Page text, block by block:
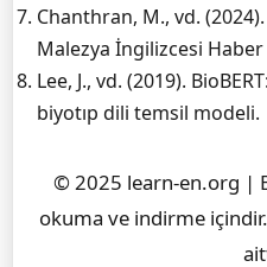
Chanthran, M., vd.
Malezya İngilizcesi
Lee, J., vd. (2019).
biyotıp dili temsil modeli.
© 2025 learn-en.org |
okuma ve indirme